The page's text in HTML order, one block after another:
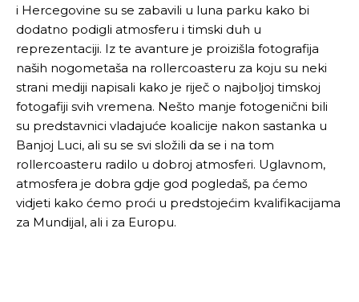
i Hercegovine su se zabavili u luna parku kako bi
dodatno podigli atmosferu i timski duh u
reprezentaciji. Iz te avanture je proizišla fotografija
naših nogometaša na rollercoasteru za koju su neki
strani mediji napisali kako je riječ o najboljoj timskoj
fotogafiji svih vremena. Nešto manje fotogenični bili
su predstavnici vladajuće koalicije nakon sastanka u
Banjoj Luci, ali su se svi složili da se i na tom
rollercoasteru radilo u dobroj atmosferi. Uglavnom,
atmosfera je dobra gdje god pogledaš, pa ćemo
vidjeti kako ćemo proći u predstojećim kvalifikacijama
za Mundijal, ali i za Europu.